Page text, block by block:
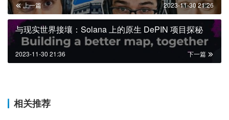
上一篇 2023-11-30 21:26
与现实世界接壤：Solana 上的原生 DePIN 项目探秘
下一篇
2023-11-30 21:36
相关推荐